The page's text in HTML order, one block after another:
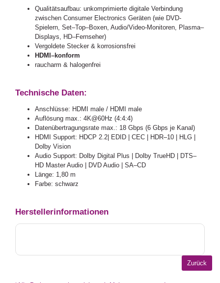
Qualitätsaufbau: unkomprimierte digitale Verbindung
zwischen Consumer Electronics Geräten (wie DVD-
Spielern, Set–Top–Boxen, Audio/Video-Monitoren, Plasma–
Displays, HD–Fernseher)
Vergoldete Stecker & korrosionsfrei
HDMI–konform
raucharm & halogenfrei
Technische Daten:
Anschlüsse: HDMI male / HDMI male
Auflösung max.: 4K@60Hz (4:4:4)
Datenübertragungsrate max.: 18 Gbps (6 Gbps je Kanal)
HDMI Support: HDCP 2.2| EDID | CEC | HDR–10 | HLG |
Dolby Vision
Audio Support: Dolby Digital Plus | Dolby TrueHD | DTS–
HD Master Audio | DVD Audio | SA–CD
Länge: 1,80 m
Farbe: schwarz
Herstellerinformationen